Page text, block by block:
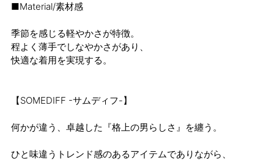
■Material/素材感
季節を感じる軽やかさが特徴。
程よく薄手でしなやかさがあり、
快適な着用を実現する。
【SOMEDIFF -サムディフ-】
何かが違う、卓越した『格上の男らしさ』を纏う。
ひと味違うトレンド感のあるアイテムでありながら、